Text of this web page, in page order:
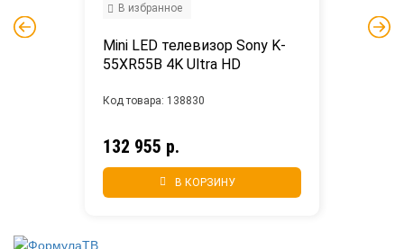
Mini LED телевизор Sony K-
55XR55B 4K Ultra HD
132 955 р.
В КОРЗИНУ
Код товара: 138830
В избранное